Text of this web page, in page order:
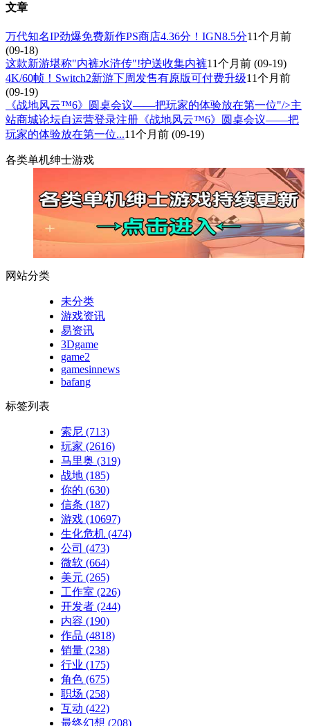
文章
万代知名IP劲爆免费新作PS商店4.36分！IGN8.5分11个月前
(09-18)
这款新游堪称"内裤水浒传"!护送收集内裤11个月前 (09-19)
4K/60帧！Switch2新游下周发售有原版可付费升级11个月前
(09-19)
《战地风云™6》圆桌会议——把玩家的体验放在第一位"/>主
站商城论坛自运营登录注册《战地风云™6》圆桌会议——把
玩家的体验放在第一位...11个月前 (09-19)
各类单机绅士游戏
网站分类
未分类
游戏资讯
易资讯
3Dgame
game2
gamesinnews
bafang
标签列表
索尼 (713)
玩家 (2616)
马里奥 (319)
战地 (185)
你的 (630)
信条 (187)
游戏 (10697)
生化危机 (474)
公司 (473)
微软 (664)
美元 (265)
工作室 (226)
开发者 (244)
内容 (190)
作品 (4818)
销量 (238)
行业 (175)
角色 (675)
职场 (258)
互动 (422)
最终幻想 (208)